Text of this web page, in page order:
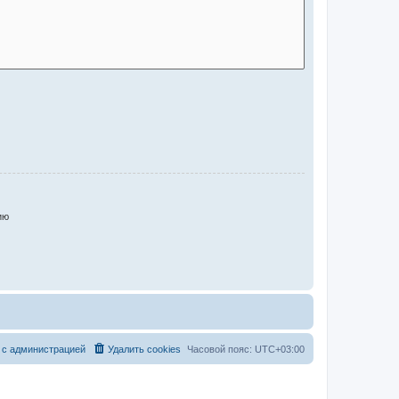
Часовой пояс: UTC+03:00
Удалить cookies
администрацией